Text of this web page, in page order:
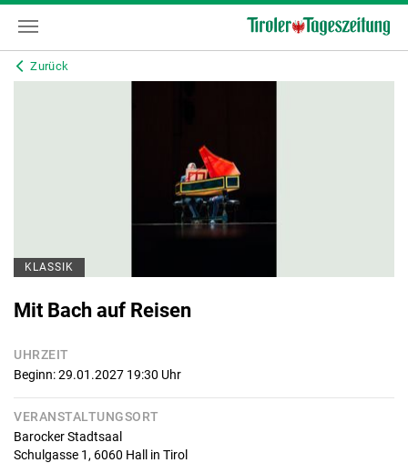
Zurück
KLASSIK
Mit Bach auf Reisen
UHRZEIT
Beginn: 29.01.2027 19:30 Uhr
VERANSTALTUNGSORT
Barocker Stadtsaal
Schulgasse 1, 6060 Hall in Tirol